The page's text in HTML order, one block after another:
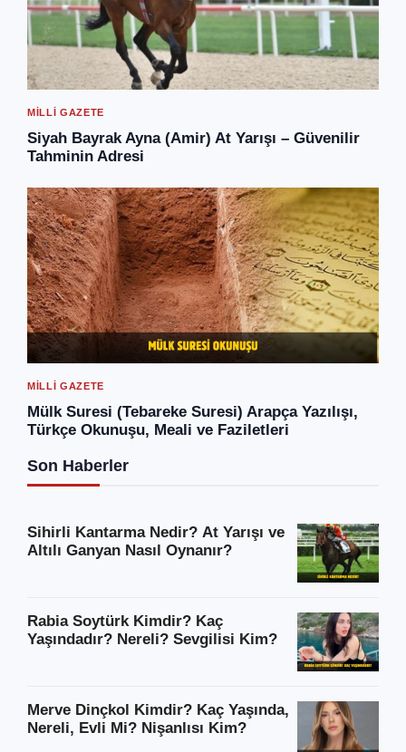
MILLI GAZETE
Siyah Bayrak Ayna (Amir) At Yarışı – Güvenilir
Tahminin Adresi
MILLI GAZETE
Mülk Suresi (Tebareke Suresi) Arapça Yazılışı,
Türkçe Okunuşu, Meali ve Faziletleri
Son Haberler
Sihirli Kantarma Nedir? At Yarışı ve
Altılı Ganyan Nasıl Oynanır?
Rabia Soytürk Kimdir? Kaç
Yaşındadır? Nereli? Sevgilisi Kim?
Merve Dinçkol Kimdir? Kaç Yaşında,
Nereli, Evli Mi? Nişanlısı Kim?